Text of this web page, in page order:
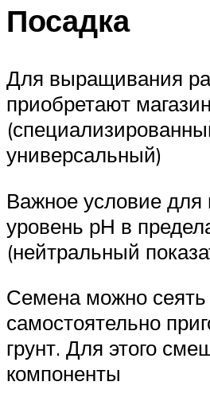
Посадка
Для выращивания
приобретают
универсальный)
Важное условие для
уровень рН в
(нейтральный
Семена можно сеять
самостоятельно
грунт. Для этого
компоненты